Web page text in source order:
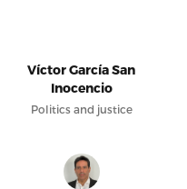
Víctor García San
Inocencio
Politics and justice